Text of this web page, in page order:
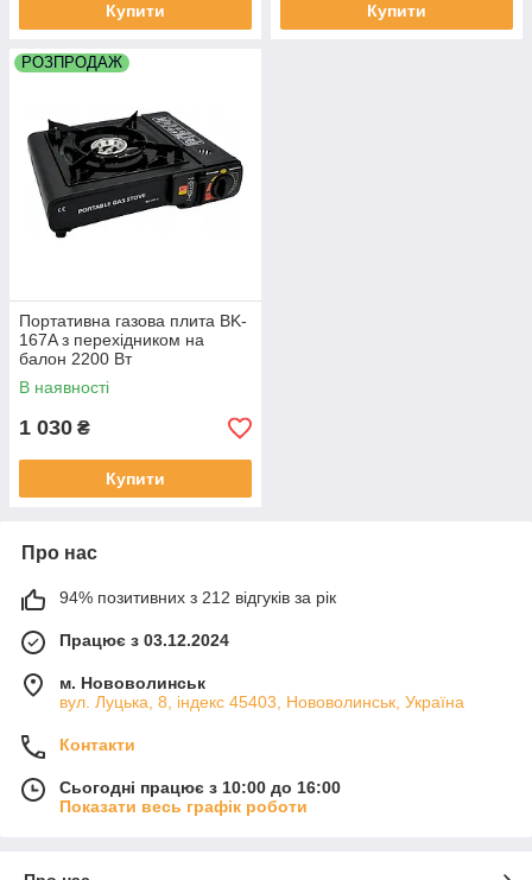
Купити Купити
РОЗПРОДАЖ
Портативна газова плита BK-
167A з перехідником на
балон 2200 Вт
В наявності
1 030 ₴
Купити
Про нас
94% позитивних з 212 відгуків за рік
Працює з 03.12.2024
м. Нововолинськ
вул. Луцька, 8, індекс 45403, Нововолинськ, Україна
Контакти
Сьогодні працює з 10:00 до 16:00
Показати весь графік роботи